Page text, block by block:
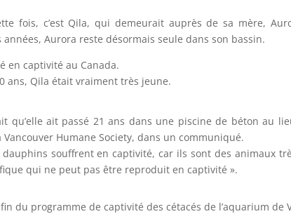
fois, c’est Qila, qui demeurait auprès de sa mère,
Aurora reste désormais seule dans son bassin.
en captivité au Canada.
ans, Qila était vraiment très jeune.
ait passé 21 ans dans une piscine de béton au
Humane Society, dans un communiqué.
souffrent en captivité, car ils sont des animaux
qui ne peut pas être reproduit en captivité ».
du programme de captivité des cétacés de l’aquarium de